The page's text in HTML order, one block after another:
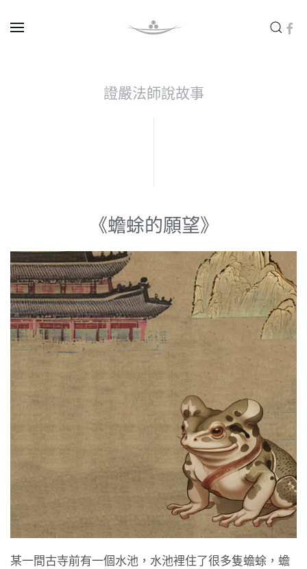
證嚴法師說故事
《蟾蜍的願望》
某一間古寺前有一個水池，水池裡住了很多隻蟾蜍，蟾